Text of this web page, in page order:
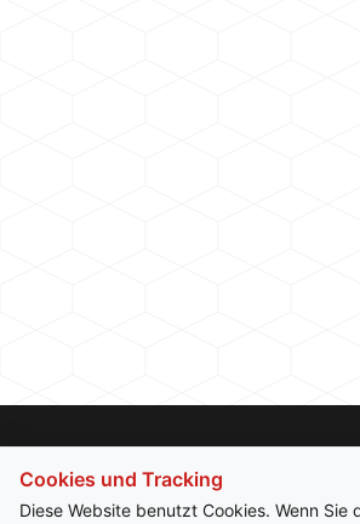
Cookies und Tracking
Diese Website benutzt Cookies. Wenn